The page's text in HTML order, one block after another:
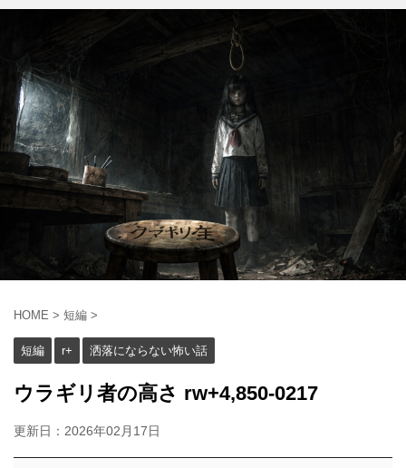
HOME > 短編 >
短編 r+ 洒落にならない怖い話
ウラギリ者の高さ rw+4,850-0217
更新日： 2026年02月17日